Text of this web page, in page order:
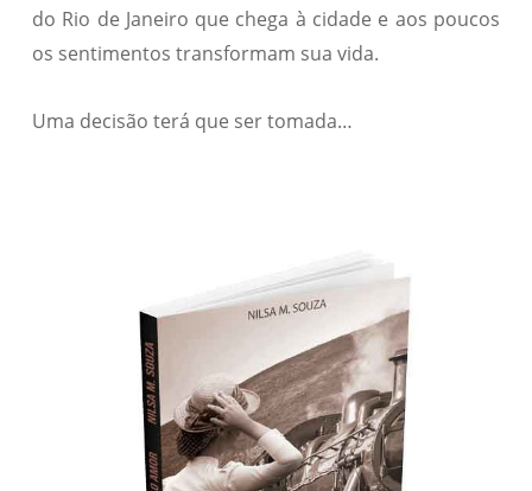
do Rio de Janeiro que chega à cidade e aos poucos
os sentimentos transformam sua vida.
Uma decisão terá que ser tomada…